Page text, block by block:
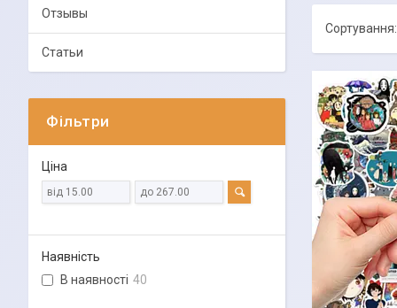
Отзывы
Статьи
Фільтри
Ціна
Наявність
В наявності 40